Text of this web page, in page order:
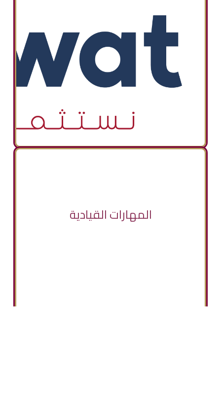
المهارات القيادية